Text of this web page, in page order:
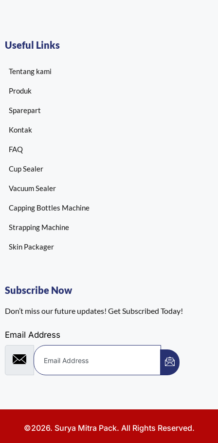
Useful Links
Tentang kami
Produk
Sparepart
Kontak
FAQ
Cup Sealer
Vacuum Sealer
Capping Bottles Machine
Strapping Machine
Skin Packager
Subscribe Now
Don’t miss our future updates! Get Subscribed Today!
Email Address
©2026. Surya Mitra Pack. All Rights Reserved.